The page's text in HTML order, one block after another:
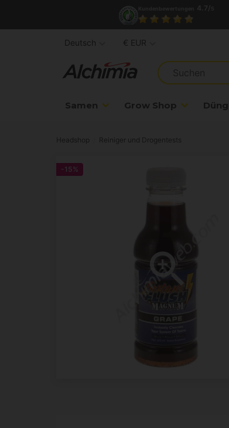
Samen Grow Shop
Deutsch € EUR
Headshop Reiniger und Drogentests
-15%